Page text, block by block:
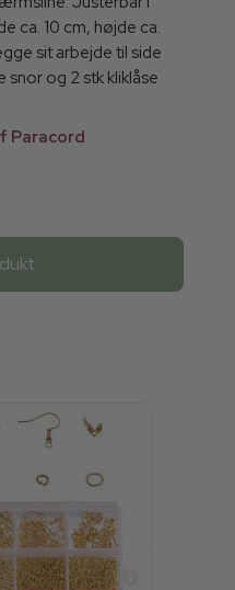
ca. 10 cm, højde ca.
sit arbejde til side
snor og 2 stk kliklåse
Paracord